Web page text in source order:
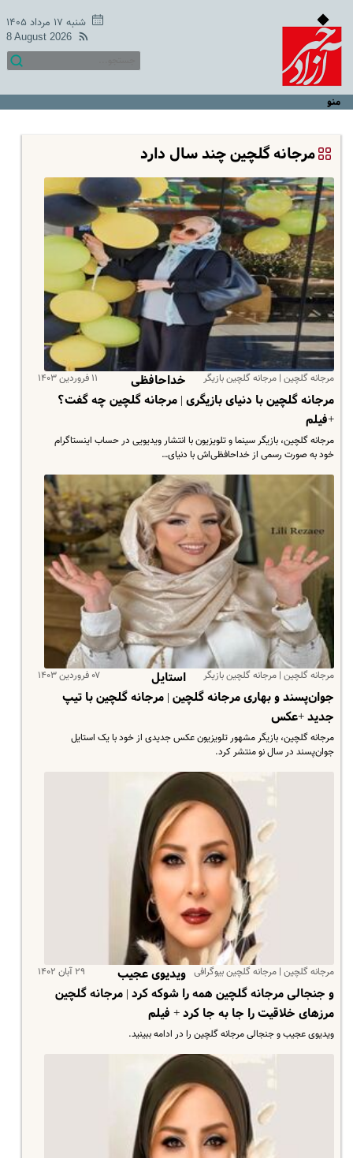
شنبه ۱۷ مرداد ۱۴۰۵
8 August 2026
منو
مرجانه گلچین چند سال دارد
مرجانه گلچین | مرجانه گلچین بازیگر ۱۱ فروردین ۱۴۰۳
خداحافظی‌
مرجانه گلچین با دنیای بازیگری | مرجانه گلچین چه گفت؟
+فیلم
مرجانه گلچین، بازیگر سینما و تلویزیون با انتشار ویدیویی در حساب اینستاگرام
خود به صورت رسمی از خداحافظی‌اش با دنیای…
مرجانه گلچین | مرجانه گلچین بازیگر ۰۷ فروردین ۱۴۰۳
استایل
جوان‌پسند و بهاری مرجانه گلچین | مرجانه گلچین با تیپ
جدید +عکس
مرجانه گلچین، بازیگر مشهور تلویزیون عکس جدیدی از خود با یک استایل
جوان‌پسند در سال نو منتشر کرد.
مرجانه گلچین | مرجانه گلچین بیوگرافی ۲۹ آبان ۱۴۰۲
ویدیوی عجیب
و جنجالی مرجانه گلچین همه را شوکه کرد | مرجانه گلچین
مرزهای خلاقیت را جا به جا کرد + فیلم
ویدیوی عجیب و جنجالی مرجانه گلچین را در ادامه ببینید.